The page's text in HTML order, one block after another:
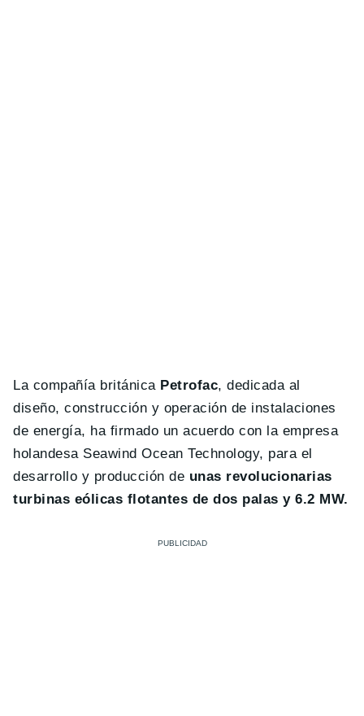
La compañía británica Petrofac, dedicada al
diseño, construcción y operación de instalaciones
de energía, ha firmado un acuerdo con la empresa
holandesa Seawind Ocean Technology, para el
desarrollo y producción de unas revolucionarias
turbinas eólicas flotantes de dos palas y 6.2 MW.